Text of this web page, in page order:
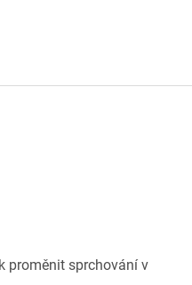
proměnit sprchování v